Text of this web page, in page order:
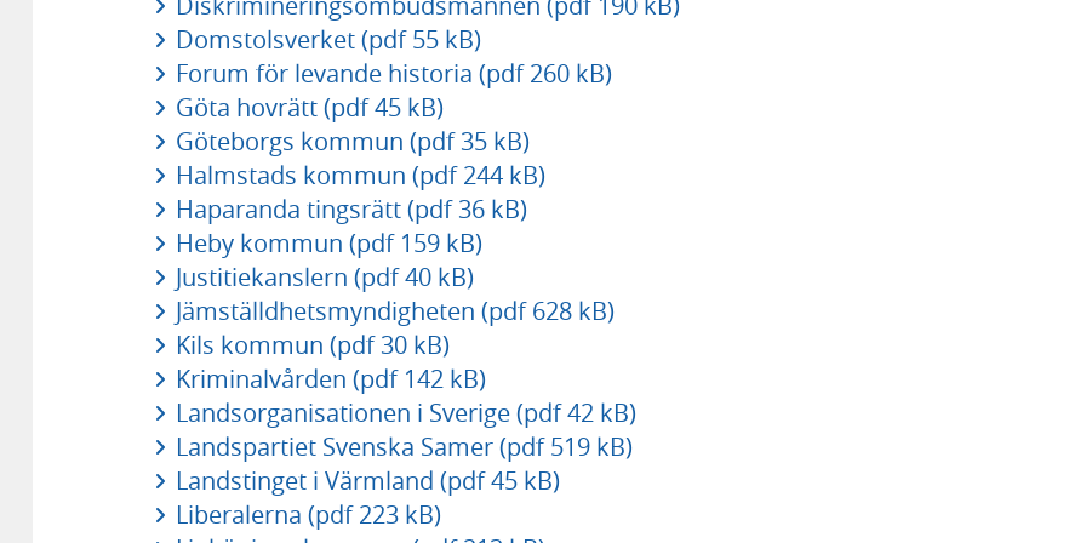
Domstolsverket (pdf 55 kB)
Forum för levande historia (pdf 260 kB)
Göta hovrätt (pdf 45 kB)
Göteborgs kommun (pdf 35 kB)
Halmstads kommun (pdf 244 kB)
Haparanda tingsrätt (pdf 36 kB)
Heby kommun (pdf 159 kB)
Justitiekanslern (pdf 40 kB)
Jämställdhetsmyndigheten (pdf 628 kB)
Kils kommun (pdf 30 kB)
Kriminalvården (pdf 142 kB)
Landsorganisationen i Sverige (pdf 42 kB)
Landspartiet Svenska Samer (pdf 519 kB)
Landstinget i Värmland (pdf 45 kB)
Liberalerna (pdf 223 kB)